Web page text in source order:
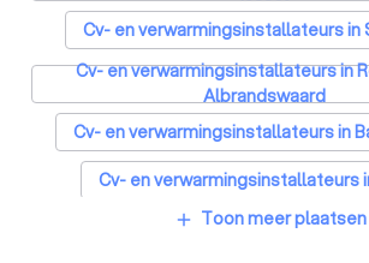
Cv- en verwarmingsinstallateurs in
Cv- en verwarmingsinstallateurs in
Albrandswaard
Cv- en verwarmingsinstallateurs in
Cv- en verwarmingsinstallateurs
Cv- en verwarmingsinstallateurs in
add Toon meer plaatsen